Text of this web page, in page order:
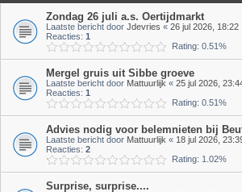
Zondag 26 juli a.s. Oertijdmarkt
Laatste bericht door Jdevries « 26 jul 2026, 18:22
Reacties: 1
Rating: 0.51%
Mergel gruis uit Sibbe groeve
Laatste bericht door Mattuurlijk « 25 jul 2026,
Reacties: 1
Rating: 0.51%
Advies nodig voor belemnieten bij
Laatste bericht door Mattuurlijk « 18 jul 2026,
Reacties: 2
Rating: 1.02%
Surprise, surprise....